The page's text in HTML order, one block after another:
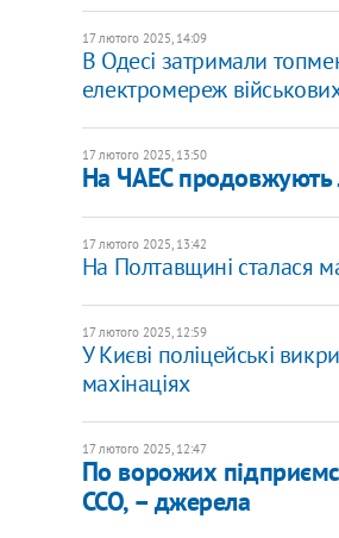
17 лютого 2025, 14:09
В Одесі затримали
електромереж
17 лютого 2025, 13:50
На ЧАЕС продовжують
17 лютого 2025, 13:42
На Полтавщині сталася
17 лютого 2025, 12:59
У Києві поліцейські
махінаціях
17 лютого 2025, 12:47
По ворожих
ССО, – джерела